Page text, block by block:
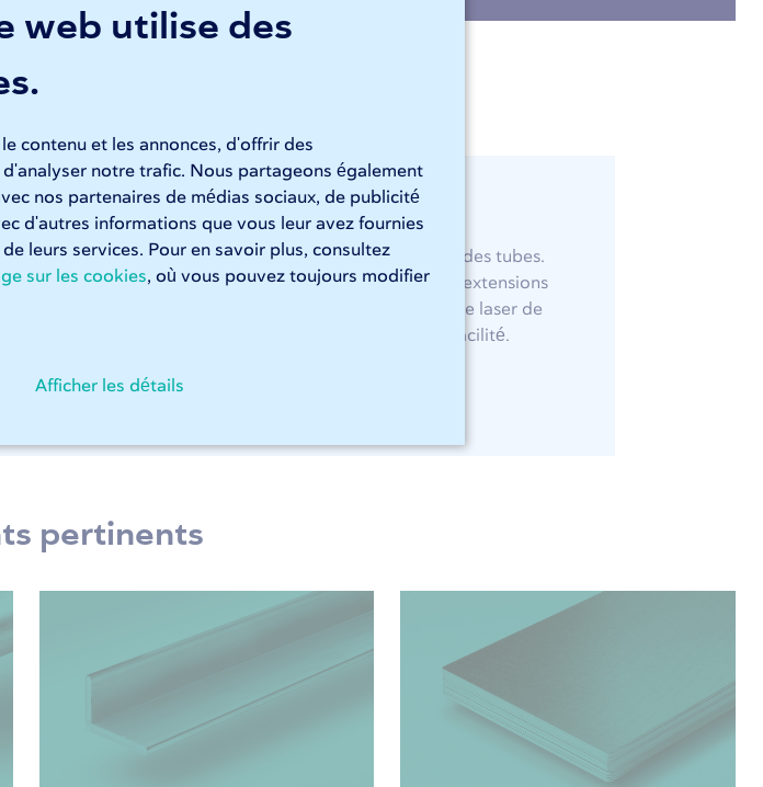
web utilise des
contenu et les annonces, d'offrir des
notre trafic. Nous partageons également
nos partenaires de médias sociaux, de publicité
d'autres informations que vous leur avez fournies
leurs services. Pour en savoir plus, consultez
sur les cookies, où vous pouvez toujours modifier
Afficher les détails
247TailorSteel
tubes en aluminium
compter sur une découpe laser fiable et personnalisée des tubes.
votre commande avec précision et rapidité, offrant des extensions
votre assemblage en interne. Ces machines de découpe laser de
ronds, rectangulaires et carrés en aluminium avec facilité.
247TailorSteel
pertinents